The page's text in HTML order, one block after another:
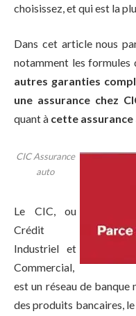
choisissez, et qui est la
Dans cet article nous
notamment les formules
autres garanties
une assurance chez
quant à cette assurance
CIC Assurance
auto
Le CIC, ou
Crédit
Industriel et
Commercial,
est un réseau de
des produits bancaires,